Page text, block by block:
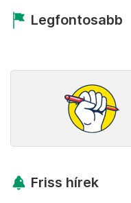
Legfontosabb
Friss hírek